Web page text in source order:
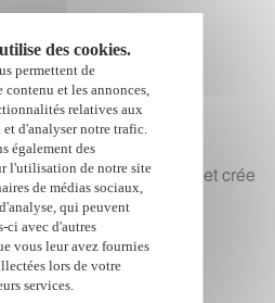
œuvre pour
l’île de La Réunion
cours accessibles à tous et crée
valorisant la diversité,
Retrouvez le
d'infos.
des cookies.
permettent de
contenu et les annonces,
relatives aux
et d'analyser notre trafic.
également des
l'utilisation de notre site
de médias sociaux,
qui peuvent
ci avec d'autres
vous leur avez fournies
lors de votre
services.